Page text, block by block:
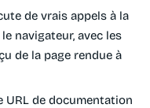
de vrais appels à la
navigateur, avec les
de la page rendue à
URL de documentation